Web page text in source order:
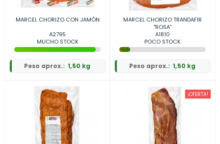
MARCEL CHORIZO CON JAMÓN
A2795
MUCHO STOCK
Peso aprox.: 1,50 kg
MARCEL CHORIZO TRANDAFIR
"ROSA"
A1810
POCO STOCK
Peso aprox.: 1,50 kg
¡OFERTA!